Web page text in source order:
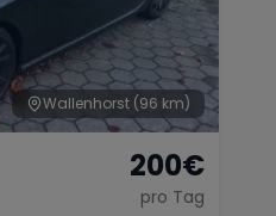
Wallenhorst (96 km)
200€
pro Tag